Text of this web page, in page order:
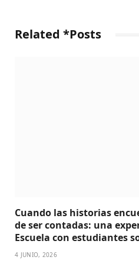
Related *Posts
Cuando las historias
de ser contadas: una
Escuela con estudiantes
4 JUNIO, 2026